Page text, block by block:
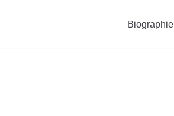
Biographie